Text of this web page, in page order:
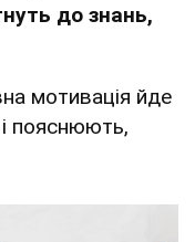
до знань,
мотивація йде
пояснюють,